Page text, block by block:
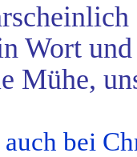
Wort
Mühe,
auch bei